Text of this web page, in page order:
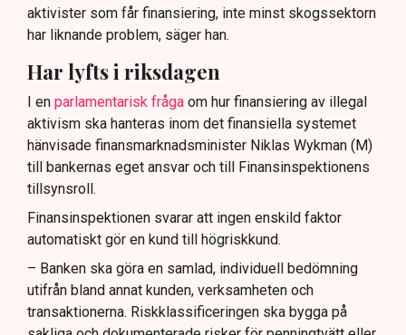
aktivister som får finansiering, inte minst skogssektorn
har liknande problem, säger han.
Har lyfts i riksdagen
I en parlamentarisk fråga om hur finansiering av illegal
aktivism ska hanteras inom det finansiella systemet
hänvisade finansmarknadsminister Niklas Wykman (M)
till bankernas eget ansvar och till Finansinspektionens
tillsynsroll.
Finansinspektionen svarar att ingen enskild faktor
automatiskt gör en kund till högriskkund.
– Banken ska göra en samlad, individuell bedömning
utifrån bland annat kunden, verksamheten och
transaktionerna. Riskklassificeringen ska bygga på